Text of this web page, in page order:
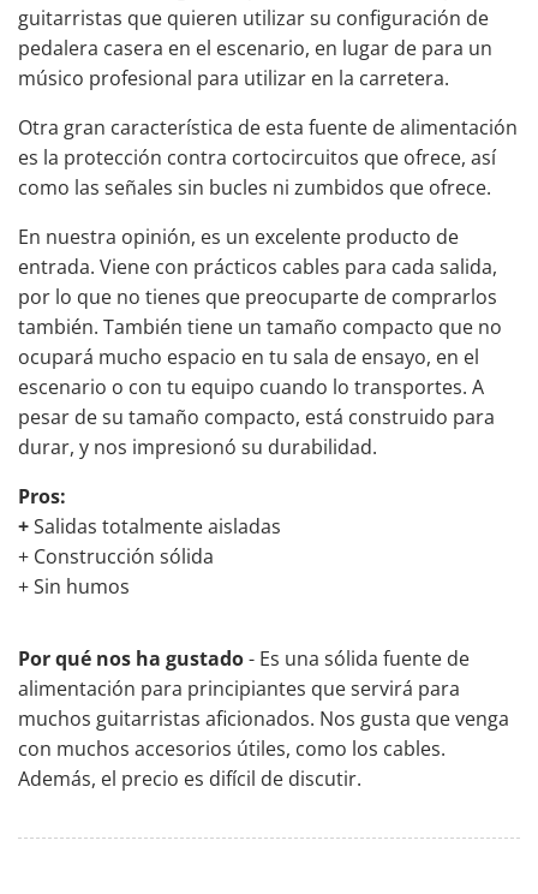
guitarristas que quieren utilizar su configuración de
pedalera casera en el escenario, en lugar de para un
músico profesional para utilizar en la carretera.
Otra gran característica de esta fuente de alimentación
es la protección contra cortocircuitos que ofrece, así
como las señales sin bucles ni zumbidos que ofrece.
En nuestra opinión, es un excelente producto de
entrada. Viene con prácticos cables para cada salida,
por lo que no tienes que preocuparte de comprarlos
también. También tiene un tamaño compacto que no
ocupará mucho espacio en tu sala de ensayo, en el
escenario o con tu equipo cuando lo transportes. A
pesar de su tamaño compacto, está construido para
durar, y nos impresionó su durabilidad.
Pros:
+Salidas totalmente aisladas
+ Construcción sólida
+ Sin humos
Por qué nos ha gustado- Es una sólida fuente de
alimentación para principiantes que servirá para
muchos guitarristas aficionados. Nos gusta que venga
con muchos accesorios útiles, como los cables.
Además, el precio es difícil de discutir.